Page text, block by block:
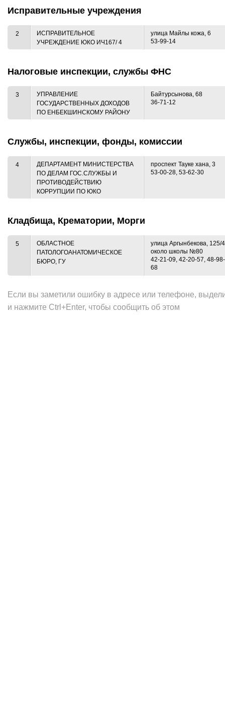
Исправительные учреждения
2
ИСПРАВИТЕЛЬНОЕ
УЧРЕЖДЕНИЕ ЮКО ИЧ167/ 4
улица Майлы кожа, 6
53-99-14
Налоговые инспекции, службы ФНС
3
УПРАВЛЕНИЕ
ГОСУДАРСТВЕННЫХ ДОХОДОВ
ПО ЕНБЕКШИНСКОМУ РАЙОНУ
Байтурсынова, 68
36-71-12
Службы, инспекции, фонды, комиссии
4
ДЕПАРТАМЕНТ МИНИСТЕРСТВА
ПО ДЕЛАМ ГОС.СЛУЖБЫ И
ПРОТИВОДЕЙСТВИЮ
КОРРУПЦИИ ПО ЮКО
проспект Тауке хана, 3
53-00-28, 53-62-30
Кладбища, Крематории, Морги
5
ОБЛАСТНОЕ
ПАТОЛОГОАНАТОМИЧЕСКОЕ
БЮРО, ГУ
улица Аргынбекова, 125/
около школы №80
42-21-09, 42-20-57, 48-98-
68
Если вы заметили ошибку в адресе или телефоне,
и нажмите Ctrl+Enter, чтобы сообщить об этом